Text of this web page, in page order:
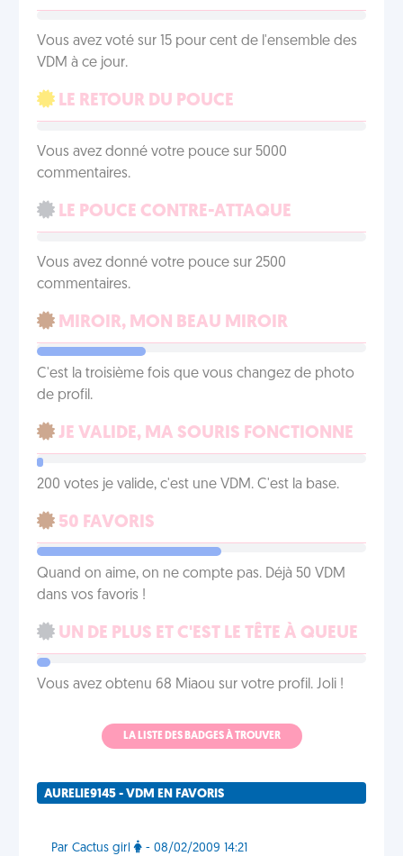
Vous avez voté sur 15 pour cent de l'ensemble des
VDM à ce jour.
LE RETOUR DU POUCE
Vous avez donné votre pouce sur 5000
commentaires.
LE POUCE CONTRE-ATTAQUE
Vous avez donné votre pouce sur 2500
commentaires.
MIROIR, MON BEAU MIROIR
C'est la troisième fois que vous changez de photo
de profil.
JE VALIDE, MA SOURIS FONCTIONNE
200 votes je valide, c'est une VDM. C'est la base.
50 FAVORIS
Quand on aime, on ne compte pas. Déjà 50 VDM
dans vos favoris !
UN DE PLUS ET C'EST LE TÊTE À QUEUE
Vous avez obtenu 68 Miaou sur votre profil. Joli !
LA LISTE DES BADGES À TROUVER
AURELIE9145 - VDM EN FAVORIS
Par Cactus girl - 08/02/2009 14:21